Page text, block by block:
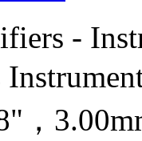
-
，